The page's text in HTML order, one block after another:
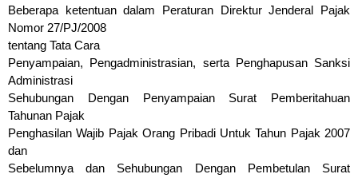
Beberapa ketentuan dalam Peraturan Direktur Jenderal Pajak
Nomor 27/PJ/2008
tentang Tata Cara
Penyampaian, Pengadministrasian, serta Penghapusan Sanksi
Administrasi
Sehubungan Dengan Penyampaian Surat Pemberitahuan
Tahunan Pajak
Penghasilan Wajib Pajak Orang Pribadi Untuk Tahun Pajak 2007
dan
Sebelumnya dan Sehubungan Dengan Pembetulan Surat